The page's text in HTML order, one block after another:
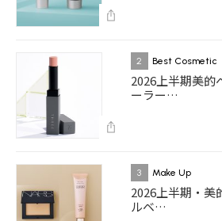
2 Best Cosmetic
2026上半期美的
ーラー…
3 Make Up
2026上半期・美
ルベ…